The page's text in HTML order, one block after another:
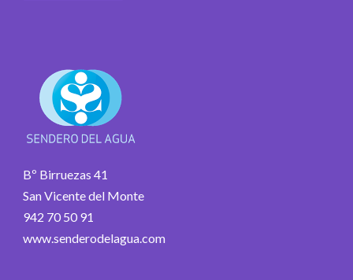
Bº Birruezas 41
San Vicente del Monte
942 70 50 91
www.senderodelagua.com